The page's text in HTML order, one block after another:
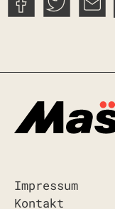
Impressum
Kontakt